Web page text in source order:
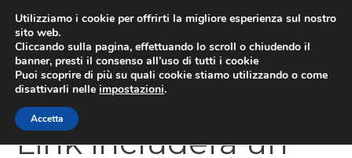
contenuto
Deus Ex Missing
Link includerà un
Utilizziamo i cookie per offrirti la migliore esperienza sul nostro
sito web.
Cliccando sulla pagina, effettuando lo scroll o chiudendo il
banner, presti il consenso all’uso di tutti i cookie
Puoi scoprire di più su quali cookie stiamo utilizzando o come
disattivarli nelle impostazioni.
Accetta